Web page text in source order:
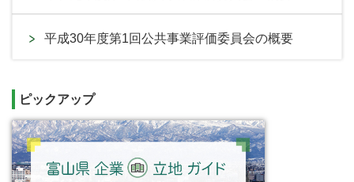
平成30年度第1回公共事業評価委員会の概要
ピックアップ